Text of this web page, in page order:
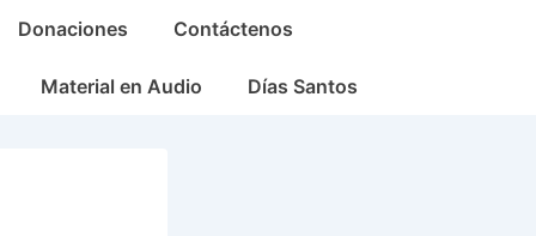
Donaciones Contáctenos
Material en Audio Días Santos